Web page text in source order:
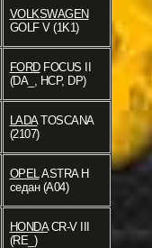
VOLKSWAGEN
GOLF V (1K1)
FORDFOCUS II
(DA_, HCP, DP)
LADATOSCANA
(2107)
OPELASTRA H
седан (A04)
HONDACR-V III
(RE_)